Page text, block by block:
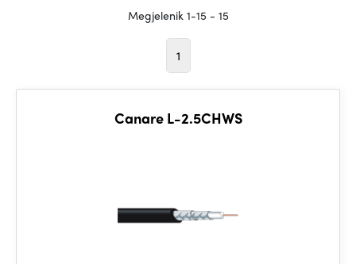
Megjelenik 1-15 - 15
1
Canare L-2.5CHWS